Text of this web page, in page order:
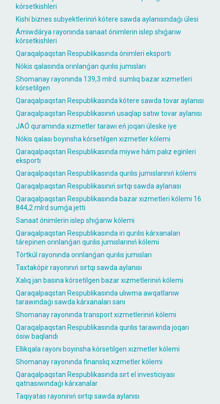
kórsetkishleri
Kishi biznes subyektleriniń kótere sawda aylanısındaǵı úlesi
Ámiwdárya rayonında sanaat ónimlerin islep shıǵarıw
kórsetkishleri
Qaraqalpaqstan Respublikasında ónimleri eksportı
Nókis qalasında orınlanǵan qurılıs jumısları
Shomanay rayonında 139,3 mlrd. sumlıq bazar xızmetleri
kórsetilgen
Qaraqalpaqstan Respublikasında kótere sawda tovar aylanısı
Qaraqalpaqstan Respublikasınıń usaqlap satıw tovar aylanısı
JAÓ quramında xızmetler tarawı eń joqarı úleske iye
Nókis qalası boyınsha kórsetilgen xızmetler kólemi
Qaraqalpaqstan Respublikasında miywe hám palız eginleri
eksportı
Qaraqalpaqstan Respublikasında qurılıs jumıslarınıń kólemi
Qaraqalpaqstan Respublikasınıń sırtqı sawda aylanası
Qaraqalpaqstan Respublikasında bazar xızmetleri kólemi 16
844,2 mlrd sumǵa jetti
Sanaat ónimlerin islep shıǵarıw kólemi
Qaraqalpaqstan Respublikasında iri qurılıs kárxanaları
tárepinen orınlanǵan qurılıs jumıslarınıń kólemi
Tórtkúl rayonında orınlanǵan qurılıs jumısları
Taxtakópir rayonınıń sırtqı sawda aylanısı
Xalıq jan basına kórsetilgen bazar xızmetleriniń kólemi
Qaraqalpaqstan Respublikasında ulıwma awqatlanıw
tarawındaǵı sawda kárxanaları sanı
Shomanay rayonında transport xızmetleriniń kólemi
Qaraqalpaqstan Respublikasında qurılıs tarawında joqarı
ósiw baqlandı
Ellikqala rayonı boyınsha kórsetilgen xızmetler kólemi
Shomanay rayonında finanslıq xızmetler kólemi
Qaraqalpaqstan Respublikasında sırt el investiciyası
qatnasıwındaǵı kárxanalar
Taqıyatas rayonınıń sırtqı sawda aylanısı